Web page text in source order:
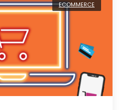
ECOMMERCE